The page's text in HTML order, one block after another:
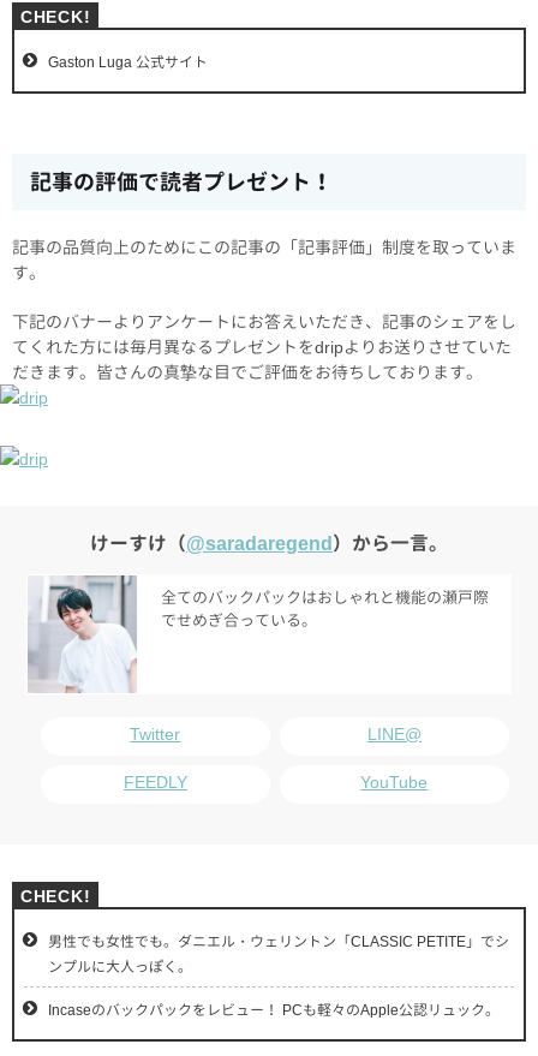
Gaston Luga 公式サイト
記事の評価で読者プレゼント！
記事の品質向上のためにこの記事の「記事評価」制度を取っていま
す。
下記のバナーよりアンケートにお答えいただき、記事のシェアをし
てくれた方には毎月異なるプレゼントをdripよりお送りさせていた
だきます。皆さんの真摯な目でご評価をお待ちしております。
けーすけ（@saradaregend）から一言。
全てのバックパックはおしゃれと機能の瀬戸際
でせめぎ合っている。
Twitter LINE@
FEEDLY YouTube
男性でも女性でも。ダニエル・ウェリントン「CLASSIC PETITE」でシ
ンプルに大人っぽく。
Incaseのバックパックをレビュー！ PCも軽々のApple公認リュック。